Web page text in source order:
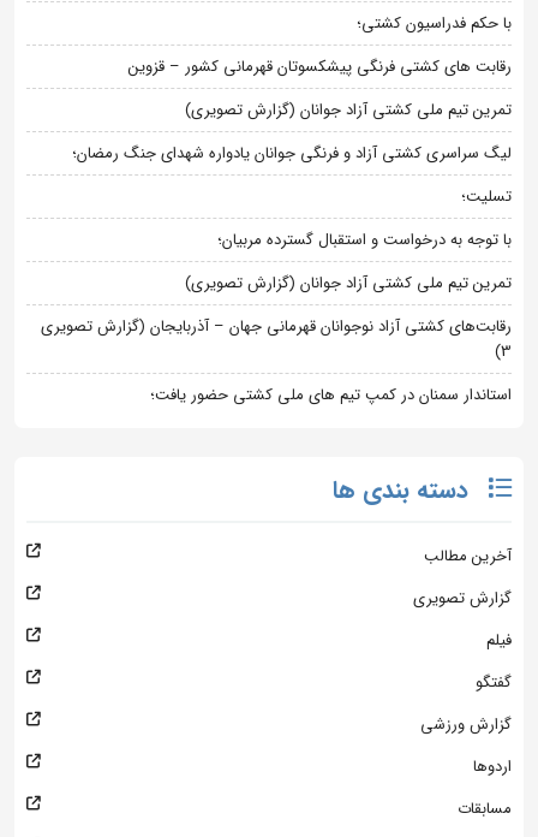
با حکم فدراسیون کشتی؛
رقابت های کشتی فرنگی پیشکسوتان قهرمانی کشور – قزوین
تمرین تیم ملی کشتی آزاد جوانان (گزارش تصویری)
لیگ سراسری کشتی آزاد و فرنگی جوانان یادواره شهدای جنگ رمضان؛
تسلیت؛
با توجه به درخواست و استقبال گسترده مربیان؛
تمرین تیم ملی کشتی آزاد جوانان (گزارش تصویری)
رقابت‌های کشتی آزاد نوجوانان قهرمانی جهان – آذربایجان (گزارش تصویری
3)
استاندار سمنان در کمپ تیم های ملی کشتی حضور یافت؛
دسته بندی ها
آخرین مطالب
گزارش تصویری
فیلم
گفتگو
گزارش ورزشی
اردوها
مسابقات